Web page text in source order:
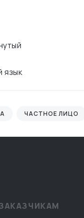
язык
ЧАСТНОЕ ЛИЦО